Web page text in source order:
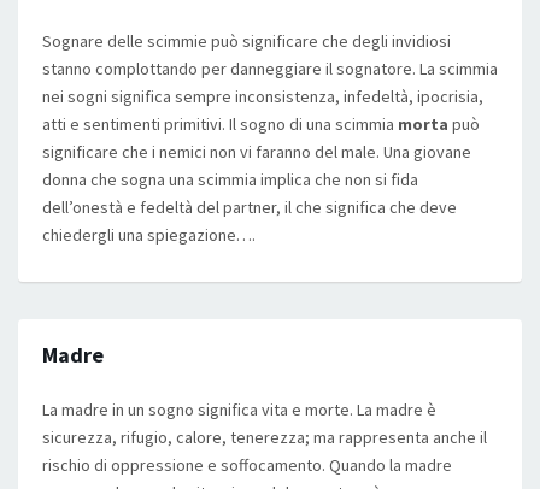
Sognare delle scimmie può significare che degli invidiosi
stanno complottando per danneggiare il sognatore. La scimmia
nei sogni significa sempre inconsistenza, infedeltà, ipocrisia,
atti e sentimenti primitivi. Il sogno di una scimmia morta può
significare che i nemici non vi faranno del male. Una giovane
donna che sogna una scimmia implica che non si fida
dell’onestà e fedeltà del partner, il che significa che deve
chiedergli una spiegazione….
Madre
La madre in un sogno significa vita e morte. La madre è
sicurezza, rifugio, calore, tenerezza; ma rappresenta anche il
rischio di oppressione e soffocamento. Quando la madre